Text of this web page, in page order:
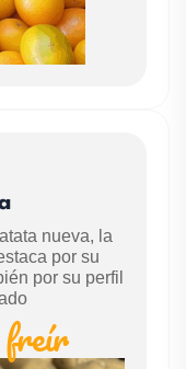
nueva, la
por su
por su perfil
freír